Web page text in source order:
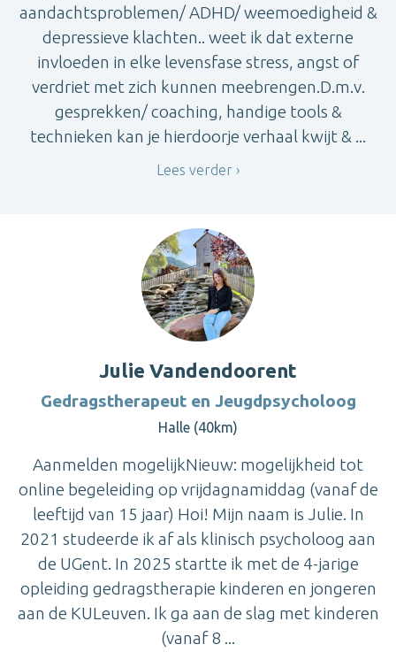
aandachtsproblemen/ ADHD/ weemoedigheid &
depressieve klachten.. weet ik dat externe
invloeden in elke levensfase stress, angst of
verdriet met zich kunnen meebrengen.D.m.v.
gesprekken/ coaching, handige tools &
technieken kan je hierdoorje verhaal kwijt & ...
Lees verder
Julie Vandendoorent
Gedragstherapeut en Jeugdpsycholoog
Halle (40km)
Aanmelden mogelijkNieuw: mogelijkheid tot
online begeleiding op vrijdagnamiddag (vanaf de
leeftijd van 15 jaar) Hoi! Mijn naam is Julie. In
2021 studeerde ik af als klinisch psycholoog aan
de UGent. In 2025 startte ik met de 4-jarige
opleiding gedragstherapie kinderen en jongeren
aan de KULeuven. Ik ga aan de slag met kinderen
(vanaf 8 ...